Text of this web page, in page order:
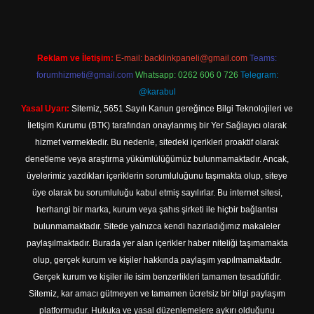
Reklam ve İletişim: E-mail: backlinkpaneli@gmail.com Teams:
forumhizmeti@gmail.com Whatsapp: 0262 606 0 726 Telegram:
@karabul
Yasal Uyarı: Sitemiz, 5651 Sayılı Kanun gereğince Bilgi Teknolojileri ve
İletişim Kurumu (BTK) tarafından onaylanmış bir Yer Sağlayıcı olarak
hizmet vermektedir. Bu nedenle, sitedeki içerikleri proaktif olarak
denetleme veya araştırma yükümlülüğümüz bulunmamaktadır. Ancak,
üyelerimiz yazdıkları içeriklerin sorumluluğunu taşımakta olup, siteye
üye olarak bu sorumluluğu kabul etmiş sayılırlar. Bu internet sitesi,
herhangi bir marka, kurum veya şahıs şirketi ile hiçbir bağlantısı
bulunmamaktadır. Sitede yalnızca kendi hazırladığımız makaleler
paylaşılmaktadır. Burada yer alan içerikler haber niteliği taşımamakta
olup, gerçek kurum ve kişiler hakkında paylaşım yapılmamaktadır.
Gerçek kurum ve kişiler ile isim benzerlikleri tamamen tesadüfidir.
Sitemiz, kar amacı gütmeyen ve tamamen ücretsiz bir bilgi paylaşım
platformudur. Hukuka ve yasal düzenlemelere aykırı olduğunu